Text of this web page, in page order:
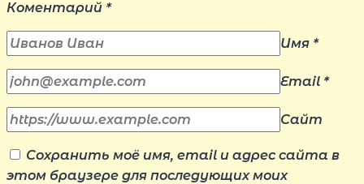
Коментарий *
Имя *
Email *
Сайт
Сохранить моё имя, email и адрес сайта в
этом браузере для последующих моих